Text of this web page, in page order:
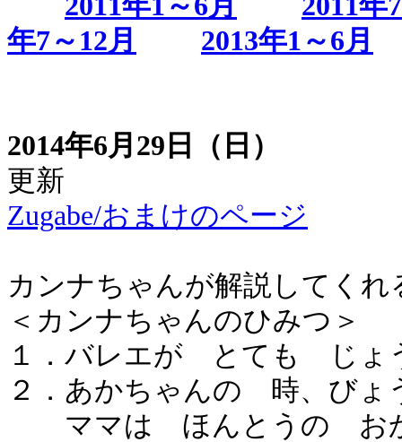
年7～12月
2013年1～6月
2014年6月29日（日）
更新
Zugabe/おまけのページ
カンナちゃんが解説してく
＜カンナちゃんのひみつ＞
１．バレエが とても じょ
２．あかちゃんの 時、び
ママは ほんとうの おか